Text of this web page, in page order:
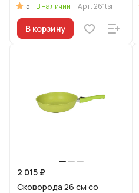
5 В наличии Арт.261tsr
В корзину
2 015 ₽
Сковорода 26 см со